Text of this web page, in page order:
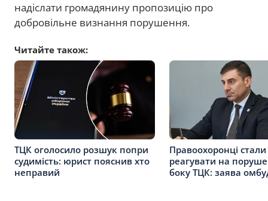
надіслати громадянину пропозицію про
добровільне визнання порушення.
Читайте також:
ТЦК оголосило розшук попри
судимість: юрист пояснив хто
неправий
Правоохоронці
реагувати на
боку ТЦК: заява